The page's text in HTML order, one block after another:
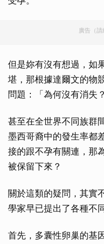
廣告（請
但是妳有沒有想過，如
堪，那根據達爾文的物
問題：「為何沒有消失？
甚至在全世界不同族群
墨西哥裔中的發生率都
接的跟不孕有關連，那
被保留下來？
關於這類的疑問，其實
學家早已提出了各種不
首先，多囊性卵巢的基